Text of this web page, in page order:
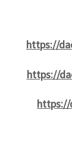
https://
https://
https://